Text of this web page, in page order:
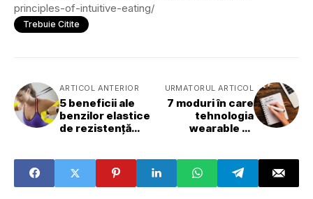
principles-of-intuitive-eating/
Trebuie Citite
ARTICOL ANTERIOR
5 beneficii ale
benzilor elastice
de rezistență
sceptic în
susținător
URMATORUL ARTICOL
7 moduri în care
tehnologia
wearable te
de sănătate